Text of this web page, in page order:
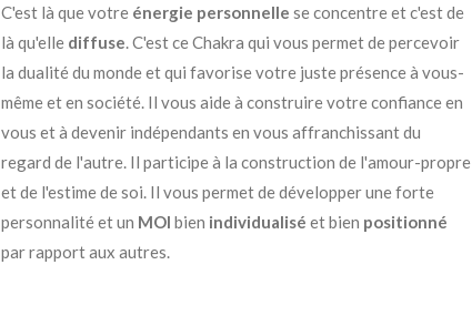
C'est là que votre énergie personnelle se concentre et c'est de
là qu'elle diffuse. C'est ce Chakra qui vous permet de percevoir
la dualité du monde et qui favorise votre juste présence à vous-
même et en société. Il vous aide à construire votre confiance en
vous et à devenir indépendants en vous affranchissant du
regard de l'autre. Il participe à la construction de l'amour-propre
et de l'estime de soi. Il vous permet de développer une forte
personnalité et un MOI bien individualisé et bien positionné
par rapport aux autres.